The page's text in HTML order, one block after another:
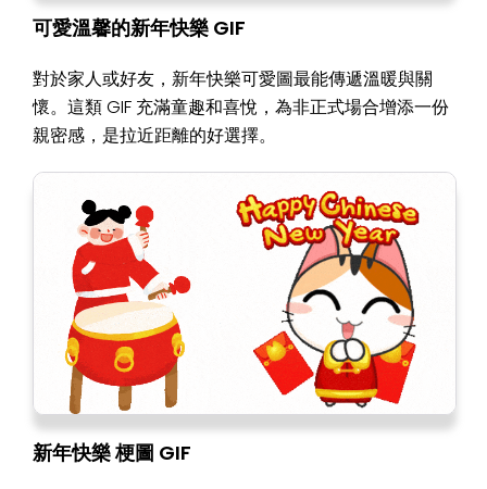
可愛溫馨的新年快樂 GIF
對於家人或好友，新年快樂可愛圖最能傳遞溫暖與關
懷。這類 GIF 充滿童趣和喜悅，為非正式場合增添一份
親密感，是拉近距離的好選擇。
新年快樂 梗圖 GIF